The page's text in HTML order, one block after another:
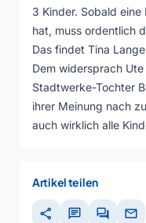
3 Kinder. Sobald
hat, muss ordentlich
Das findet Tina
Dem widersprach
Stadtwerke-Tochter
ihrer Meinung nach
auch wirklich alle
Artikel teilen
share chat forum mail